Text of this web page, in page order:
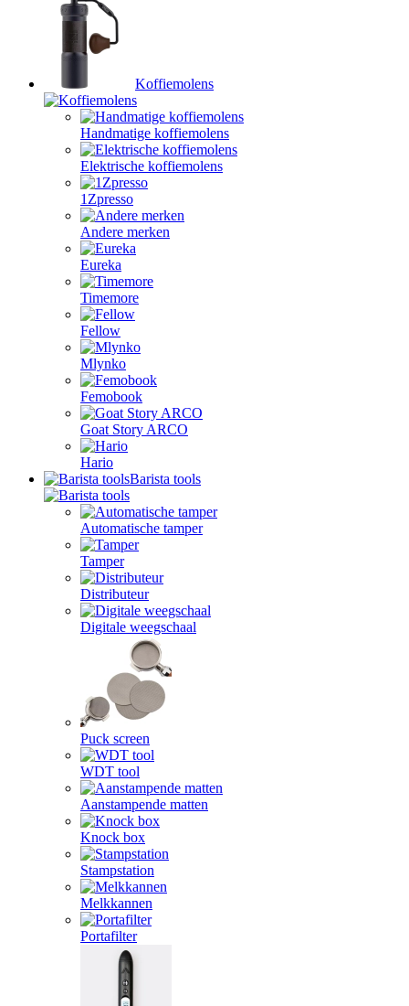
Koffiemolens
Handmatige koffiemolens
Elektrische koffiemolens
1Zpresso
Andere merken
Eureka
Timemore
Fellow
Mlynko
Femobook
Goat Story ARCO
Hario
Barista tools
Automatische tamper
Tamper
Distributeur
Digitale weegschaal
Puck screen
WDT tool
Aanstampende matten
Knock box
Stampstation
Melkkannen
Portafilter